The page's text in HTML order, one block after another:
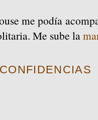
me podía
Me sube la